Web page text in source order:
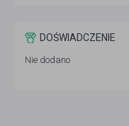
DOŚWIADCZENIE
Nie dodano